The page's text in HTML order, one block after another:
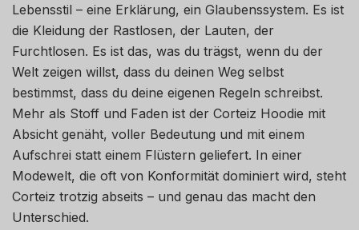
Lebensstil – eine Erklärung, ein Glaubenssystem. Es ist
die Kleidung der Rastlosen, der Lauten, der
Furchtlosen. Es ist das, was du trägst, wenn du der
Welt zeigen willst, dass du deinen Weg selbst
bestimmst, dass du deine eigenen Regeln schreibst.
Mehr als Stoff und Faden ist der Corteiz Hoodie mit
Absicht genäht, voller Bedeutung und mit einem
Aufschrei statt einem Flüstern geliefert. In einer
Modewelt, die oft von Konformität dominiert wird, steht
Corteiz trotzig abseits – und genau das macht den
Unterschied.